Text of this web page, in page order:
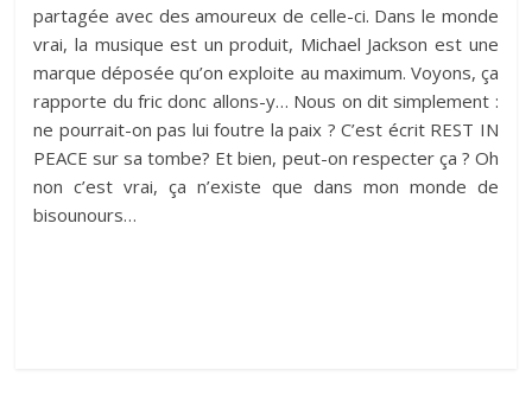
partagée avec des amoureux de celle-ci. Dans le monde
vrai, la musique est un produit, Michael Jackson est une
marque déposée qu’on exploite au maximum. Voyons, ça
rapporte du fric donc allons-y… Nous on dit simplement :
ne pourrait-on pas lui foutre la paix ? C’est écrit REST IN
PEACE sur sa tombe? Et bien, peut-on respecter ça ? Oh
non c’est vrai, ça n’existe que dans mon monde de
bisounours…